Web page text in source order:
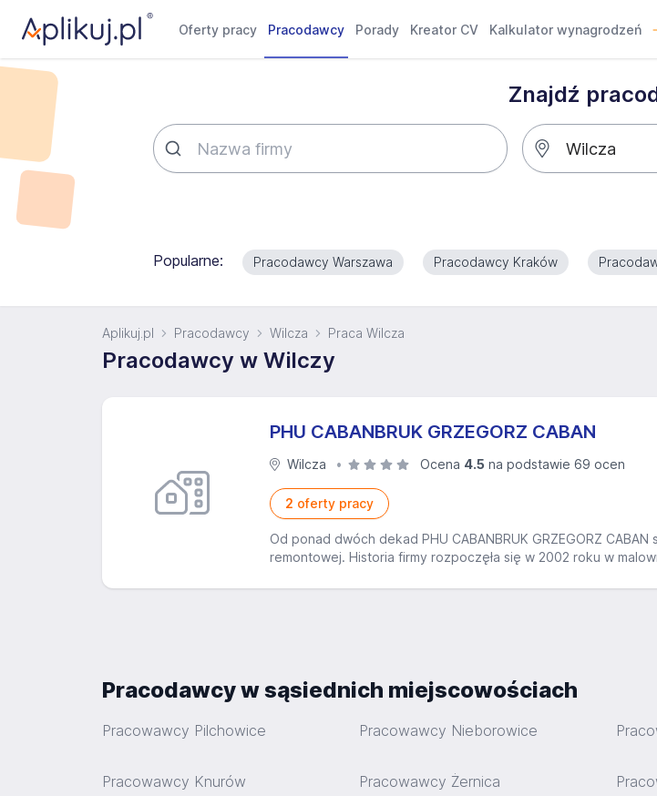
Oferty pracy Pracodawcy Porady Kreator CV Kalkulator wynagrodzeń
Znajdź
Popularne: Pracodawcy Warszawa Pracodawcy Kraków
Aplikuj.pl Pracodawcy Wilcza Praca Wilcza
Pracodawcy w Wilczy
PHU CABANBRUK GRZEGORZ CABAN
Wilcza Ocena 4.5 na podstawie 69 ocen
2 oferty pracy
Od ponad dwóch dekad PHU CABANBRUK GRZEGORZ
remontowej. Historia firmy rozpoczęła się w 2002 roku w
Pracodawcy w sąsiednich miejscowościach
Pracowawcy Pilchowice Pracowawcy Nieborowice
Pracowawcy Knurów
Pracowawcy Żernica